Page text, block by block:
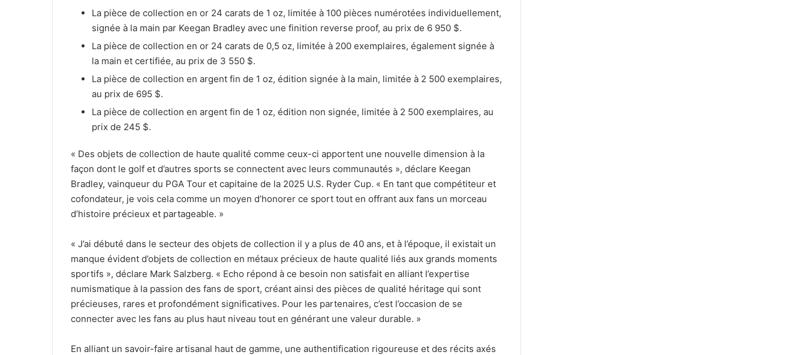
La pièce de collection en or 24 carats de 1 oz, limitée à 100 pièces numérotées individuellement,
signée à la main par Keegan Bradley avec une finition reverse proof, au prix de 6 950 $.
La pièce de collection en or 24 carats de 0,5 oz, limitée à 200 exemplaires, également signée à
la main et certifiée, au prix de 3 550 $.
La pièce de collection en argent fin de 1 oz, édition signée à la main, limitée à 2 500 exemplaires,
au prix de 695 $.
La pièce de collection en argent fin de 1 oz, édition non signée, limitée à 2 500 exemplaires, au
prix de 245 $.
« Des objets de collection de haute qualité comme ceux-ci apportent une nouvelle dimension à la
façon dont le golf et d’autres sports se connectent avec leurs communautés », déclare Keegan
Bradley, vainqueur du PGA Tour et capitaine de la 2025 U.S. Ryder Cup. « En tant que compétiteur et
cofondateur, je vois cela comme un moyen d’honorer ce sport tout en offrant aux fans un morceau
d’histoire précieux et partageable. »
« J’ai débuté dans le secteur des objets de collection il y a plus de 40 ans, et à l’époque, il existait un
manque évident d’objets de collection en métaux précieux de haute qualité liés aux grands moments
sportifs », déclare Mark Salzberg. « Echo répond à ce besoin non satisfait en alliant l’expertise
numismatique à la passion des fans de sport, créant ainsi des pièces de qualité héritage qui sont
précieuses, rares et profondément significatives. Pour les partenaires, c’est l’occasion de se
connecter avec les fans au plus haut niveau tout en générant une valeur durable. »
En alliant un savoir-faire artisanal haut de gamme, une authentification rigoureuse et des récits axés